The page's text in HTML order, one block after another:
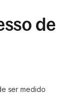
de
ser medido